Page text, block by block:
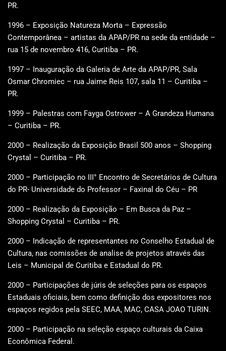
PR.
1996 – Exposição Natureza Morta – Expressão
Contemporânea – artistas da APAP/PR na sede da entidade –
rua 15 de novembro 416, Curitiba – PR.
1997 – Inauguração da Galeria de Arte da APAP/PR, Sala
Osmar Chromiec – rua Jaime Reis 107, sala 11 – Curitiba –
PR.
1999 – Palestras com Fayga Ostrower – A Grandeza Humana
– Curitiba – PR.
2000 – Realização da Exposição Brasil 500 anos – Shopping
Crystal – Curitiba – PR.
2000 – Participação no III° Encontro de Secretários de Cultura
do PR- Universidade do Professor – Faxinal do Céu – PR
2000 – Realização da Exposição – Em Busca da Paz –
Shopping Crystal – Curitiba – PR.
2000 – Indicação de representantes no Conselho Estadual de
Cultura, nas comissões de analise de projetos através das
Leis – Municipal de Curitiba e Estadual do PR.
2000 – Participações de júris de seleções para os espaços
Estaduais oficiais, bem como definição dos expositores nos
espaços regidos pela SEEC, MAA, MAC, CASA JOAO TURIN.
2000 – Participação na seleção espaço culturais da Caixa
Econômica Federal.